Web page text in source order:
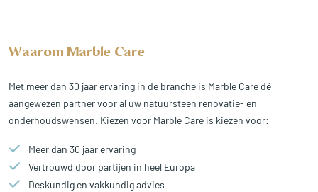
Waarom Marble Care
Met meer dan 30 jaar ervaring in de branche is Marble Care dé
aangewezen partner voor al uw natuursteen renovatie- en
onderhoudswensen. Kiezen voor Marble Care is kiezen voor:
Meer dan 30 jaar ervaring
Vertrouwd door partijen in heel Europa
Deskundig en vakkundig advies